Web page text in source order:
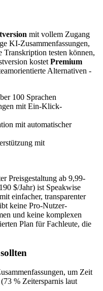
mit vollem Zugang
KI-Zusammenfassungen,
testen können,
kostet Premium
Alternativen -
100 Sprachen
mit Ein-Klick-
mit automatischer
mit
Preisgestaltung ab 9,99-
$/Jahr) ist Speakwise
einfacher, transparenter
keine Pro-Nutzer-
und keine komplexen
Plan für Fachleute, die
um Zeit
% Zeitersparnis laut